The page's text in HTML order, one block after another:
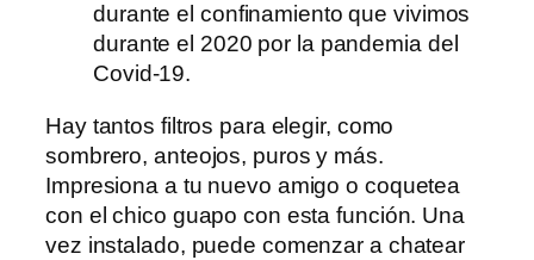
durante el confinamiento que vivimos
durante el 2020 por la pandemia del
Covid-19.
Hay tantos filtros para elegir, como
sombrero, anteojos, puros y más.
Impresiona a tu nuevo amigo o coquetea
con el chico guapo con esta función. Una
vez instalado, puede comenzar a chatear